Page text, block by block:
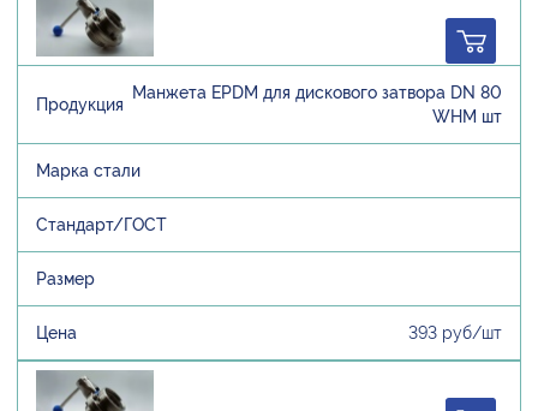
Манжета EPDM для дискового затвора DN 80
WHM шт
393 руб/шт